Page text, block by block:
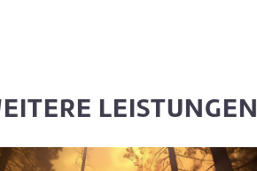
LEISTUNGEN